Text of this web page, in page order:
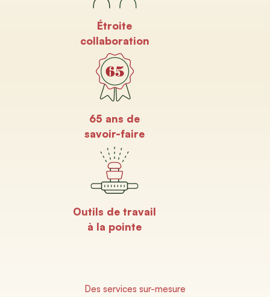
Étroite
collaboration
65 ans de
savoir-faire
Outils de travail
à la pointe
Des services sur-mesure